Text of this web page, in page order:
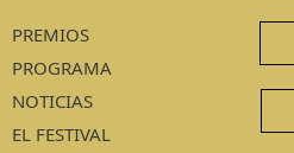
PREMIOS
PROGRAMA
NOTICIAS
EL FESTIVAL